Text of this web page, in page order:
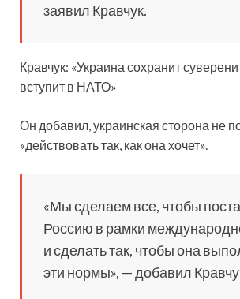
заявил Кравчук.
Кравчук: «Украина сохранит
вступит в НАТО»
Он добавил, украинская сторона не
«действовать так, как она хочет».
«Мы сделаем все, чтобы
Россию в рамки
и сделать так, чтобы она
эти нормы», — добавил